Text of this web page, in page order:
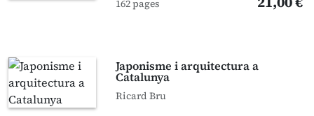
162 pages
Japonisme i arquitectura a
Catalunya
Ricard Bru